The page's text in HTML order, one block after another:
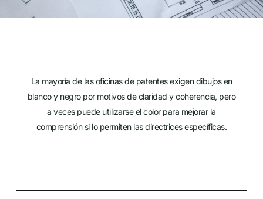
La mayoría de las oficinas de patentes exigen dibujos en
blanco y negro por motivos de claridad y coherencia, pero
a veces puede utilizarse el color para mejorar la
comprensión si lo permiten las directrices específicas.